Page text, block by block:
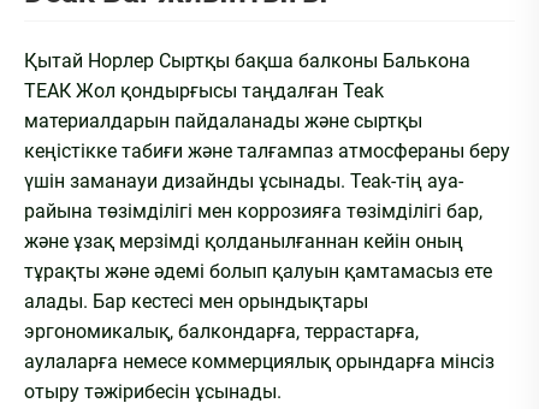
Қытай Норлер Сыртқы бақша балконы Балькона
ТЕАК Жол қондырғысы таңдалған Teak
материалдарын пайдаланады және сыртқы
кеңістікке табиғи және талғампаз атмосфераны беру
үшін заманауи дизайнды ұсынады. Teak-тің ауа-
райына төзімділігі мен коррозияға төзімділігі бар,
және ұзақ мерзімді қолданылғаннан кейін оның
тұрақты және әдемі болып қалуын қамтамасыз ете
алады. Бар кестесі мен орындықтары
эргономикалық, балкондарға, террастарға,
аулаларға немесе коммерциялық орындарға мінсіз
отыру тәжірибесін ұсынады.